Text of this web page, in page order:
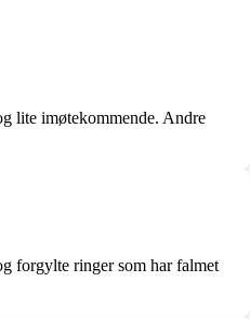
lite imøtekommende. Andre
forgylte ringer som har falmet